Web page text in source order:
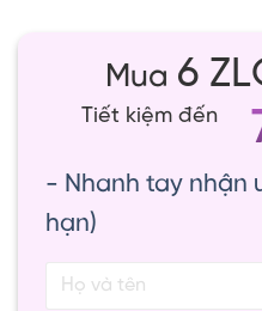
Mua 6
Tiết kiệm đến
- Nhanh tay nhận
hạn)